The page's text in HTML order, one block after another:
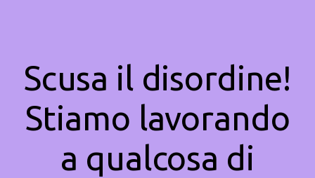
Scusa il disordine!
Stiamo lavorando
a qualcosa di